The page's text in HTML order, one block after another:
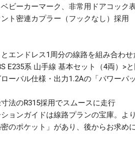
ビーカーマーク、非常用ドアコック
ト密連カプラー（フックなし）採用
エンドレス1周分の線路を組み合わ
E235系 山手線 基本セット（4両）>と
ーバル仕様・出力1.2Aの「パワー
法のR315採用でスムースに走行
ョンガイドは線路プランの宝庫。よ
のポケット」があり、後からお求